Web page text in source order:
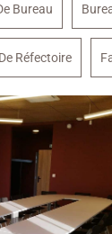
Bureau
Réfectoire